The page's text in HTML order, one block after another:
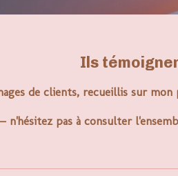
Ils
de clients, recueillis sur
n'hésitez pas à consulter